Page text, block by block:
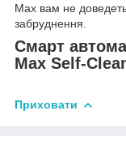
Max вам не
забруднення.
Смарт
Max Self-
Приховати